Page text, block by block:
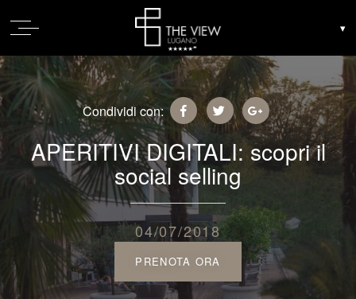
Condividi con:
APERITIVI DIGITALI: scopri il
social selling
04/07/2018
PRENOTA ORA